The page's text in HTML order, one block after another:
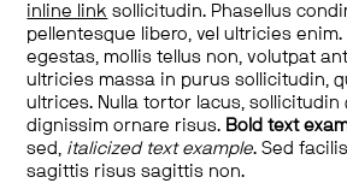
inline link sollicitudin. Phasellus
pellentesque libero, vel ultricies
egestas, mollis tellus non, volutpat
ultricies massa in purus sollicitudin,
ultrices. Nulla tortor lacus, sollicitudin
dignissim ornare risus. Bold text
sed, italicized text example. Sed
sagittis risus sagittis non.